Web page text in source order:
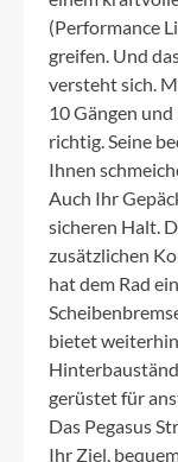
(Performance
greifen. Und
versteht sich.
10 Gängen
richtig. Seine
Ihnen
Auch Ihr
sicheren Halt.
zusätzlichen
hat dem Rad
bietet weiterhin
gerüstet für
Das Pegasus
Ihr Ziel,